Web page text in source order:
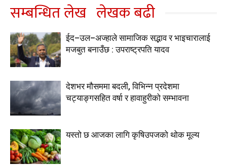
सम्बन्धित लेख लेखक बढी
ईद–उल–अज्हाले सामाजिक सद्भाव र भाइचारालाई
मजबुत बनाउँछ : उपराष्ट्रपति यादव
देशभर मौसममा बदली, विभिन्न प्रदेशमा
चट्याङ्गसहित वर्षा र हावाहुरीको सम्भावना
यस्तो छ आजका लागि कृषिउपजको थोक मूल्य